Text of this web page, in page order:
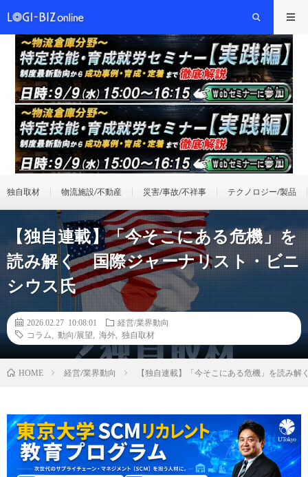
独自取材 物流施設/不動産 災害/事故/不祥事 テクノロジー/製品
【独自連載】「今そこにある危機」を
読み解く 国際ジャーナリスト・ビニ
シウス氏
2026.02.27 10:08:01
経営/業界動向
コラム
動向/展望 海外 独自取材
HOME 経営/業界動向 【独自連載】「今そこにある危機」を読み